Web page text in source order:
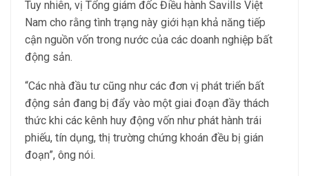
Tuy nhiên, vị Tổng giám đốc Điều hành Savills Việt
Nam cho rằng tình trạng này giới hạn khả năng tiếp
cận nguồn vốn trong nước của các doanh nghiệp bất
động sản.
“Các nhà đầu tư cũng như các đơn vị phát triển bất
động sản đang bị đẩy vào một giai đoạn đầy thách
thức khi các kênh huy động vốn như phát hành trái
phiếu, tín dụng, thị trường chứng khoán đều bị gián
đoạn”, ông nói.